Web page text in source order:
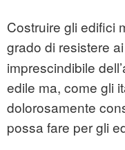
Costruire gli edifici
grado di resistere ai
imprescindibile
edile ma, come gli
dolorosamente
possa fare per gli